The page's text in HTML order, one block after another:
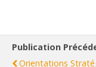
Publication
Orientations